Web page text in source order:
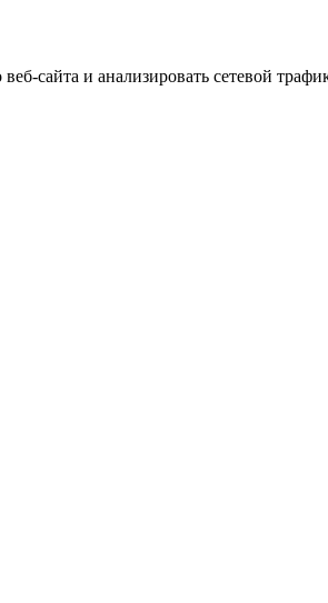
сайта и анализировать сетевой